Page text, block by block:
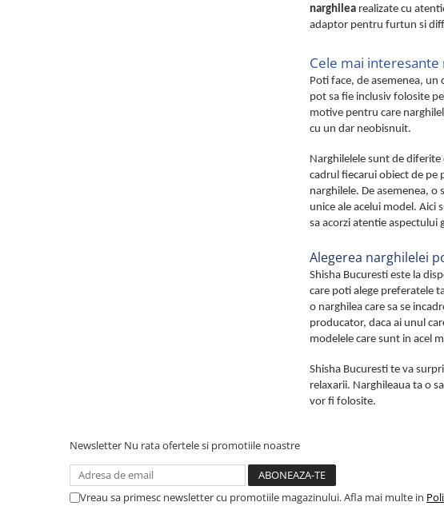
narghilea realizate cu
adaptor pentru furtun si
Cele mai
Poti face, de asemenea, un
pot sa fie inclusiv folosite
motive pentru care
cu un dar neobisnuit.
Narghilelele sunt de
cadrul fiecarui obiect de pe
narghilele. De asemenea, o
unice ale acelui model. Aici
sa acorzi atentie aspectului
Alegerea narghilelei
Shisha Bucuresti este la
care poti alege preferatele
o narghilea care sa se
producator, daca ai unul
modelele care sunt in acel
Shisha Bucuresti te va
relaxarii. Narghileaua ta o
vor fi folosite.
Newsletter Nu rata ofertele si promotiile noastre
Vreau sa primesc newsletter cu promotiile magazinului. Afla mai multe in